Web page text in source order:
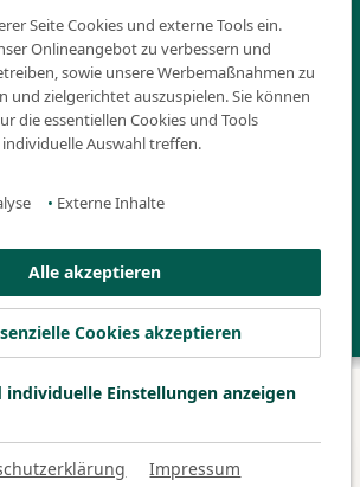
2501 00
2024
Die Teilnehmerzahl ist auf 200
erstattet werden. Bei späterer
vor Beginn: 340,- EUR
2026 Klinikum Fürth
Impressum
Seite Cookies und externe Tools ein.
Onlineangebot zu verbessern und
sowie unsere Werbemaßnahmen zu
und zielgerichtet auszuspielen. Sie können
die essentiellen Cookies und Tools
Auswahl treffen.
• Externe Inhalte
Alle akzeptieren
Cookies akzeptieren
individuelle Einstellungen anzeigen
Impressum